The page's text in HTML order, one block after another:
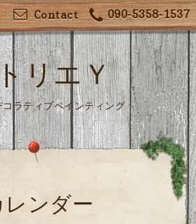
090-5358-1537
Contact
リエＹ
コラティブペインティング
ンダー